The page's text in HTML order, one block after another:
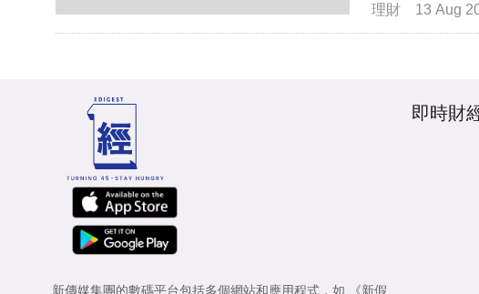
理財 13 Aug
新傳媒集團的數碼平台包括多個網站和應用程式，如 《新假
即時財